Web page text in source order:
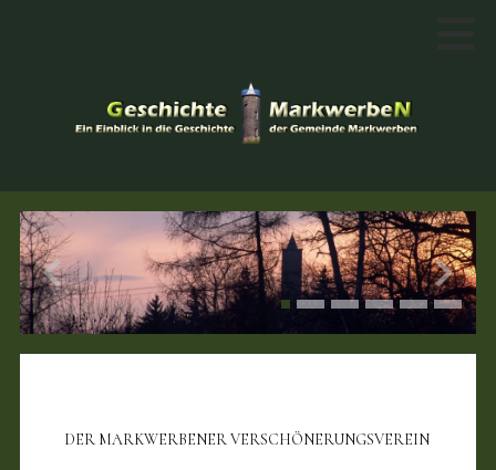
DER MARKWERBENER VERSCHÖNERUNGSVEREIN